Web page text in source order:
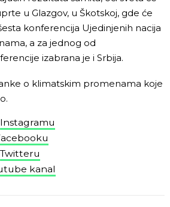
u Glazgov, u Škotskoj, gde će
konferencija Ujedinjenih nacija
a za jednog od
izabrana je i Srbija.
o klimatskim promenama koje
Instagramu
Twitteru
kanal